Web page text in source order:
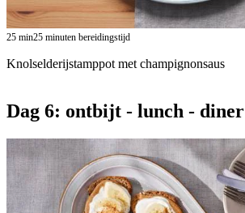
25 min25 minuten bereidingstijd
Knolselderijstamppot met champignonsaus
Dag 6: ontbijt - lunch - diner